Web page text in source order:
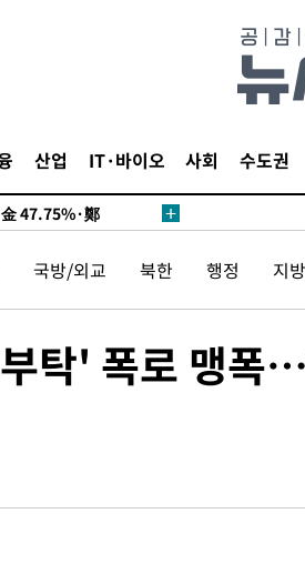
산업 IT·바이오 사회 수도권
1.3%↑
행돼야"
율 45.42%로 1위… 정
미보단 팀 위해 뛸
'강한 비'[내일날씨]
많은 트로피 원해 아틀
돌파
붕괴
억원
일전
열대야 계속[다음주
국방/외교 북한 행정 지
탁' 폭로 맹폭